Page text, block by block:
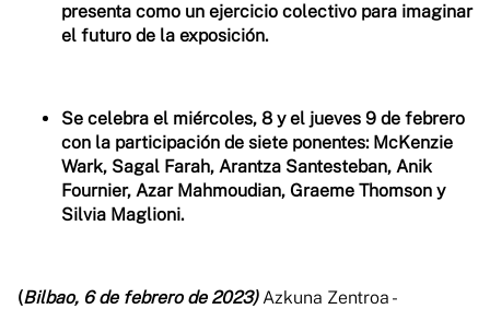
presenta como un ejercicio colectivo para imaginar
el futuro de la exposición.
Se celebra el miércoles, 8 y el jueves 9 de febrero
con la participación de siete ponentes: McKenzie
Wark, Sagal Farah, Arantza Santesteban, Anik
Fournier, Azar Mahmoudian, Graeme Thomson y
Silvia Maglioni.
(Bilbao, 6 de febrero de 2023)Azkuna Zentroa -